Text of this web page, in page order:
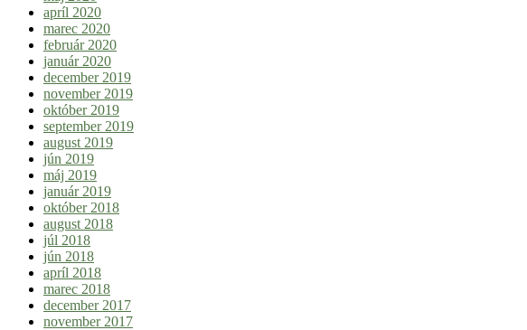
apríl 2020
marec 2020
február 2020
január 2020
december 2019
november 2019
október 2019
september 2019
august 2019
jún 2019
máj 2019
január 2019
október 2018
august 2018
júl 2018
jún 2018
apríl 2018
marec 2018
december 2017
november 2017